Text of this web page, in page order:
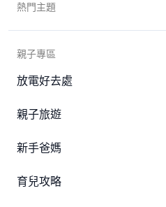
熱門主題
親子專區
放電好去處
親子旅遊
新手爸媽
育兒攻略